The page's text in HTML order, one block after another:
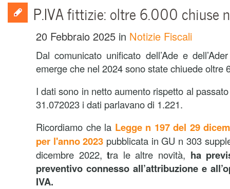
P.IVA fittizie: oltre 6.000 chiuse
20 Febbraio 2025 in Notizie Fiscali
Dal comunicato unificato dell’Ade e
emerge che nel 2024 sono state chiuede oltre
I dati sono in netto aumento rispetto al
31.072023 i dati parlavano di 1.221.
Ricordiamo che la Legge n 197 del 29
per l'anno 2023 pubblicata in GU n 303
dicembre 2022, tra le altre novità, ha
preventivo connesso all’attribuzione e
IVA.